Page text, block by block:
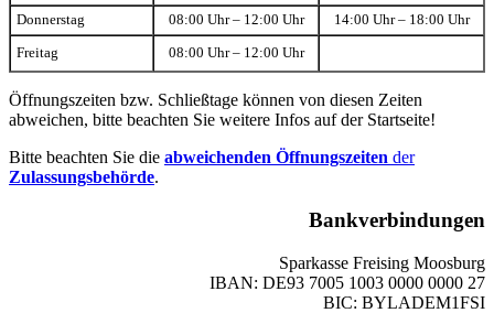
Donnerstag 08:00 Uhr – 12:00 Uhr 14:00 Uhr – 18:00 Uhr
Freitag 08:00 Uhr – 12:00 Uhr
Öffnungszeiten bzw. Schließtage können von diesen Zeiten
abweichen, bitte beachten Sie weitere Infos auf der Startseite!
Bitte beachten Sie die abweichenden Öffnungszeiten der
Zulassungsbehörde.
Bankverbindungen
Sparkasse Freising Moosburg
IBAN: DE93 7005 1003 0000 0000 27
BIC: BYLADEM1FSI